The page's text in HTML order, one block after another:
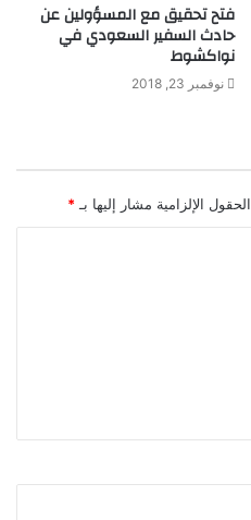
فتح تحقيق مع المسؤولين عن
حادث السفير السعودي في
نواكشوط
نوفمبر 23, 2018
الحقول الإلزامية مشار إليها بـ *